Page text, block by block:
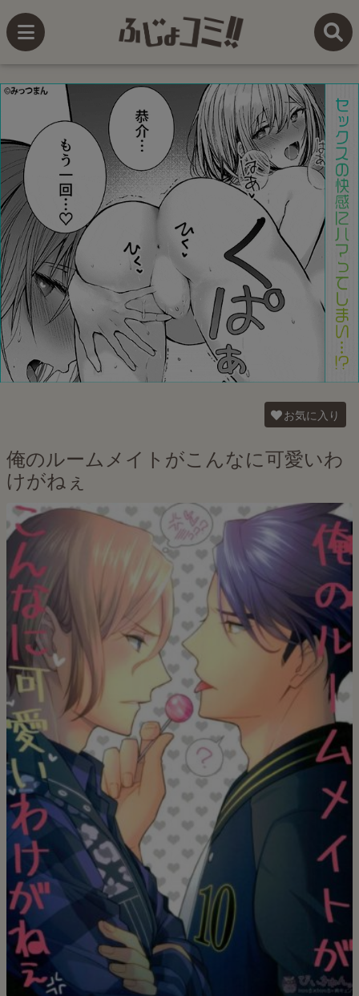
お気に入り
俺のルームメイトがこんなに可愛いわ
けがねぇ